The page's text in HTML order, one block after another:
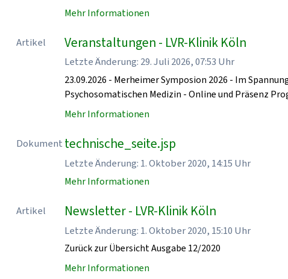
Mehr Informationen
Artikel Veranstaltungen - LVR-Klinik Köln
Letzte Änderung: 29. Juli 2026, 07:53 Uhr
23.09.2026 - Merheimer Symposion 2026 - Im
Psychosomatischen Medizin - Online und Präsenz
Mehr Informationen
Dokument technische_seite.jsp
Letzte Änderung: 1. Oktober 2020, 14:15 Uhr
Mehr Informationen
Artikel Newsletter - LVR-Klinik Köln
Letzte Änderung: 1. Oktober 2020, 15:10 Uhr
Zurück zur Übersicht Ausgabe 12/2020
Mehr Informationen